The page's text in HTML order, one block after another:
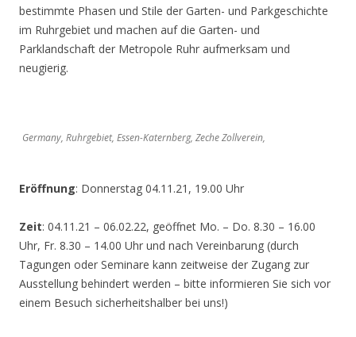
bestimmte Phasen und Stile der Garten- und Parkgeschichte
im Ruhrgebiet und machen auf die Garten- und
Parklandschaft der Metropole Ruhr aufmerksam und
neugierig.
Germany, Ruhrgebiet, Essen-Katernberg, Zeche Zollverein,
Eröffnung: Donnerstag 04.11.21, 19.00 Uhr
Zeit: 04.11.21 – 06.02.22, geöffnet Mo. – Do. 8.30 – 16.00
Uhr, Fr. 8.30 – 14.00 Uhr und nach Vereinbarung (durch
Tagungen oder Seminare kann zeitweise der Zugang zur
Ausstellung behindert werden – bitte informieren Sie sich vor
einem Besuch sicherheitshalber bei uns!)